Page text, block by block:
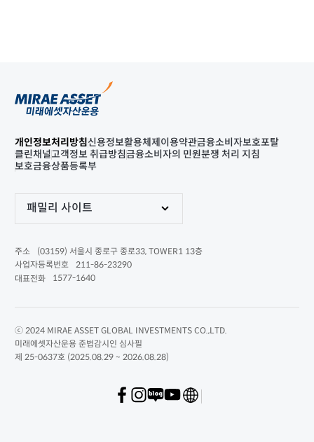
개인정보처리방침신용정보활용체제 이용약관금융소비자보호포탈
클린채널고객정보 취급방침금융소비자의 민원분쟁 처리 지침
보호금융상품등록부
패밀리 사이트
주소
(03159) 서울시 종로구 종로33, TOWER1 13층
사업자등록번호
211-86-23290
대표전화
1577-1640
ⓒ 2024 MIRAE ASSET GLOBAL INVESTMENTS CO.,LTD.
미래에셋자산운용 준법감시인 심사필
제 25-0637호 (2025.08.29 ~ 2026.08.28)